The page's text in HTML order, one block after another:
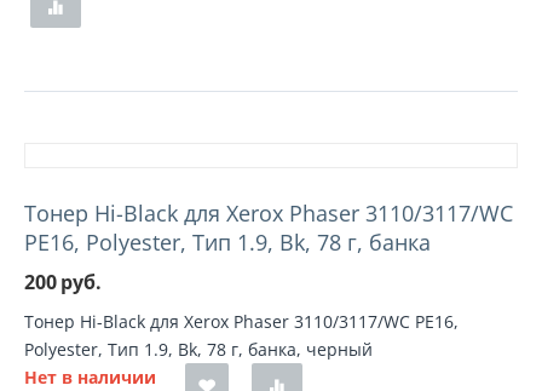
Тонер Hi-Black для Xerox Phaser 3110/3117/WC
PE16, Polyester, Тип 1.9, Bk, 78 г, банка
200руб.
Тонер Hi-Black для Xerox Phaser 3110/3117/WC PE16,
Polyester, Тип 1.9, Bk, 78 г, банка, черный
Нет в наличии